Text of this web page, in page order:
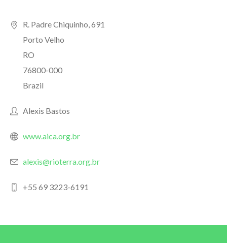
R. Padre Chiquinho, 691
Porto Velho
RO
76800-000
Brazil
Alexis Bastos
www.aica.org.br
alexis@rioterra.org.br
+55 69 3223-6191